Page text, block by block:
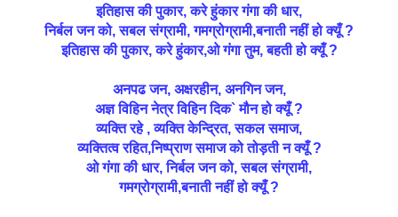
इतिहास की पुकार, करे हुंकार गंगा की धार,
निर्बल जन को, सबल संग्रामी, गमग्रोग्रामी,बनाती नहीं हो क्यूँ ?
इतिहास की पुकार, करे हुंकार,ओ गंगा तुम, बहती हो क्यूँ ?
अनपढ जन, अक्षरहीन, अनगिन जन,
अज्ञ विहिन नेत्र विहिन दिक` मौन हो क्यूँ ?
व्यक्ति रहे , व्यक्ति केन्द्रित, सकल समाज,
व्यक्तित्व रहित,निष्प्राण समाज को तोड़ती न क्यूँ ?
ओ गंगा की धार, निर्बल जन को, सबल संग्रामी,
गमग्रोग्रामी,बनाती नहीं हो क्यूँ ?